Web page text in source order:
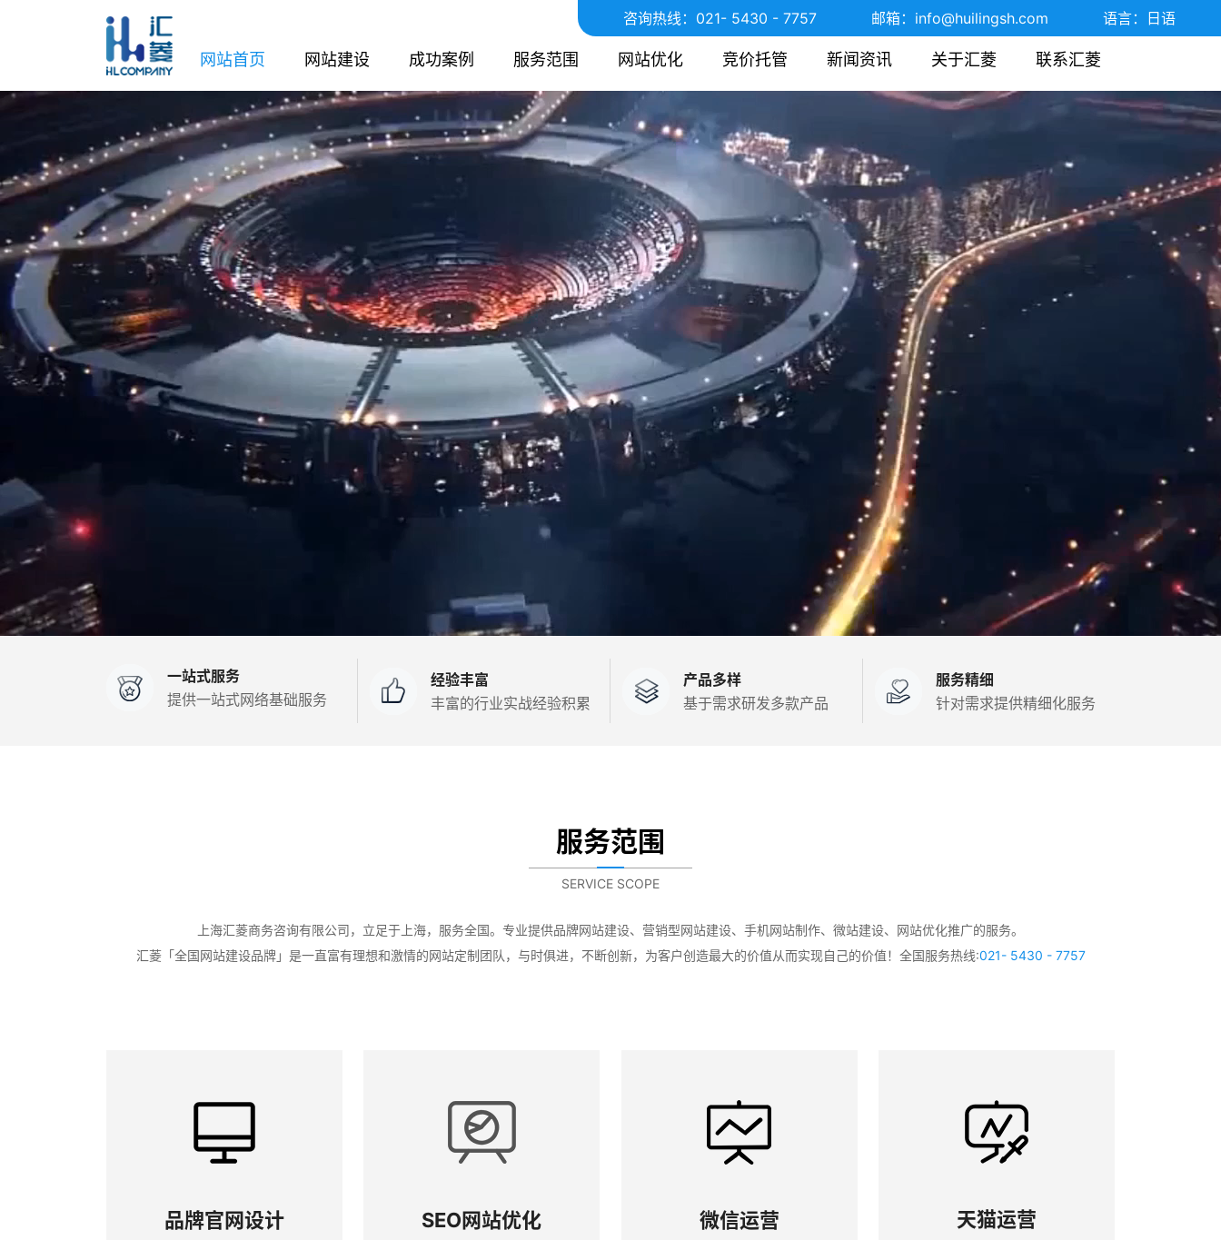
网站首页 网站建设 成功案例 服务范围 网站优化 竞价托管 新闻资讯 关于汇菱 联系汇菱
咨询热线： 021- 5430 - 7757 邮箱： info@huilingsh.com 语言： 日语
一站式服务
提供一站式网络基础服务
经验丰富
丰富的行业实战经验积累
产品多样
基于需求研发多款产品
服务精细
针对需求提供精细化服务
服务范围
SERVICE SCOPE
上海汇菱商务咨询有限公司，立足于上海，服务全国。专业提供品牌网站建设、营销型网站建设、手机网站制作、微站建设、网站优化推广的服务。
汇菱「全国网站建设品牌」是一直富有理想和激情的网站定制团队，与时俱进，不断创新，为客户创造最大的价值从而实现自己的价值！全国服务热线:021- 5430 - 7757
品牌官网设计 SEO网站优化 微信运营 天猫运营